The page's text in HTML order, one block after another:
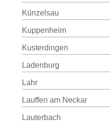
Künzelsau
Kuppenheim
Kusterdingen
Ladenburg
Lahr
Lauffen am Neckar
Lauterbach